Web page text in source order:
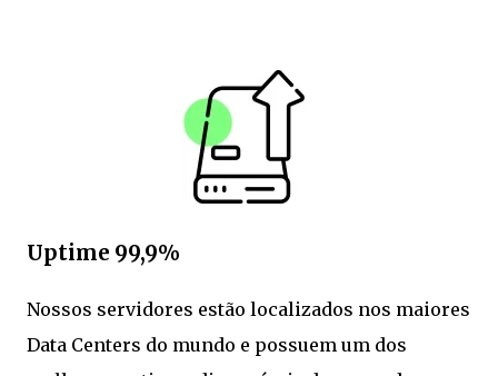
Uptime 99,9%
Nossos servidores estão localizados nos maiores
Data Centers do mundo e possuem um dos